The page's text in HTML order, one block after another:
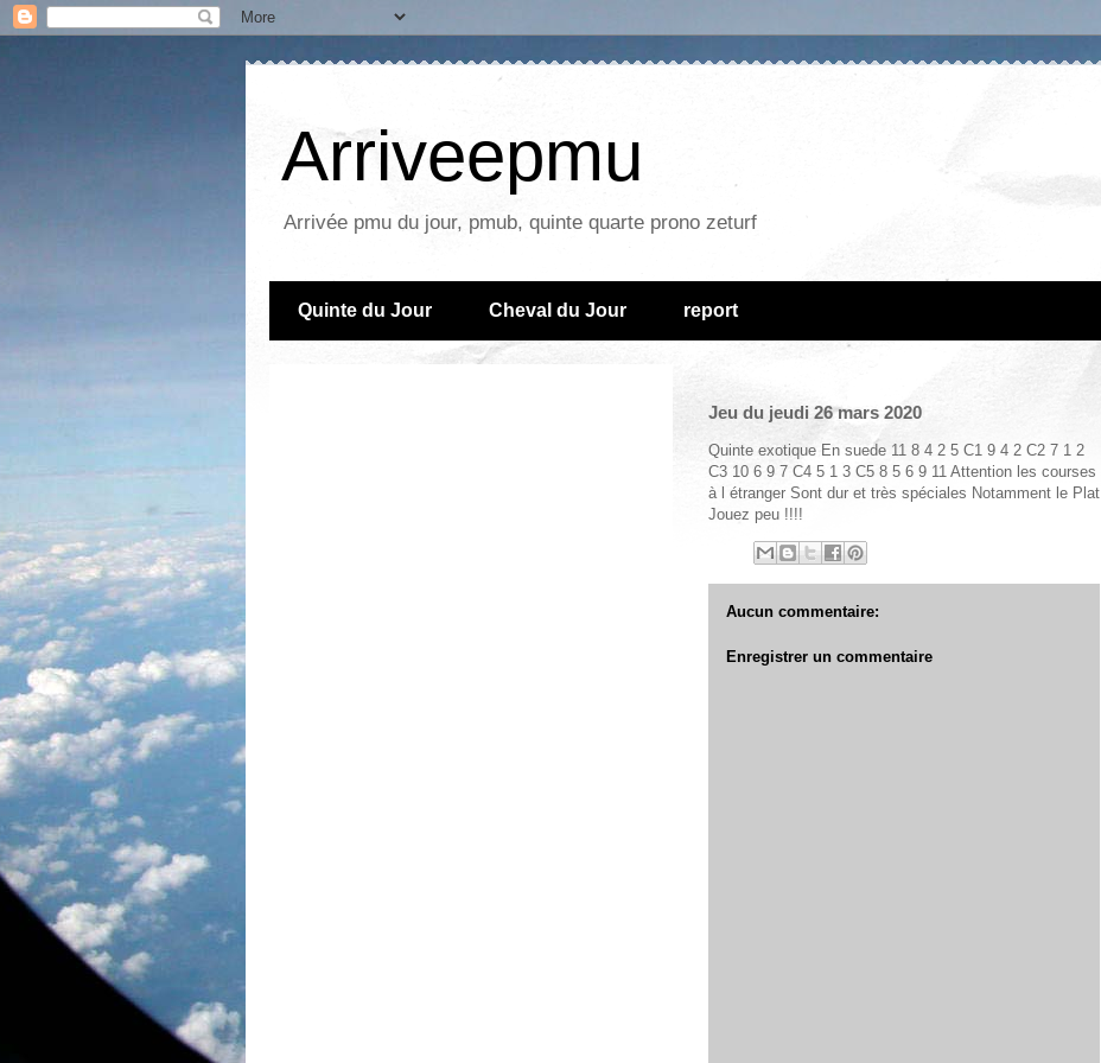
Arriveepmu
Arrivée pmu du jour, pmub, quinte quarte prono zeturf
Quinte du Jour Cheval du Jour report
Jeu du jeudi 26 mars 2020
Quinte exotique En suede 11 8 4 2 5 C1 9 4 2 C2 7 1 2
C3 10 6 9 7 C4 5 1 3 C5 8 5 6 9 11 Attention les courses
à l étranger Sont dur et très spéciales Notamment le Plat
Jouez peu !!!!
Aucun commentaire:
Enregistrer un commentaire